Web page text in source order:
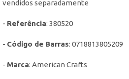
vendidos separadamente
- Referência: 380520
- Código de Barras: 0718813805209
- Marca: American Crafts